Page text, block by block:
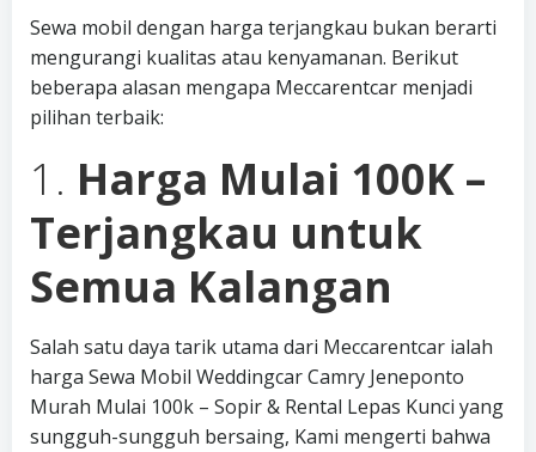
Sewa mobil dengan harga terjangkau bukan berarti
mengurangi kualitas atau kenyamanan. Berikut
beberapa alasan mengapa Meccarentcar menjadi
pilihan terbaik:
1. Harga Mulai 100K –
Terjangkau untuk
Semua Kalangan
Salah satu daya tarik utama dari Meccarentcar ialah
harga Sewa Mobil Weddingcar Camry Jeneponto
Murah Mulai 100k – Sopir & Rental Lepas Kunci yang
sungguh-sungguh bersaing, Kami mengerti bahwa